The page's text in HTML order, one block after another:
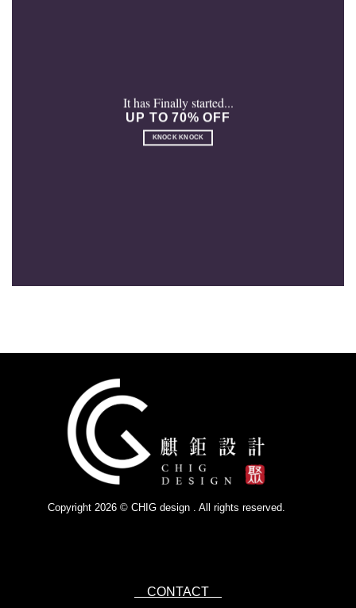
It has Finally started...
UP TO 70% OFF
KNOCK KNOCK
Copyright 2026 © CHIG design . All rights reserved.
CONTACT